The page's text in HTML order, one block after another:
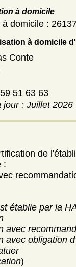
à domicile
domicile :
à domicile
Conte
: 05 59 51 63 63
jour : Juillet 2026
de
:
établie par la
avec
avec obligation
)